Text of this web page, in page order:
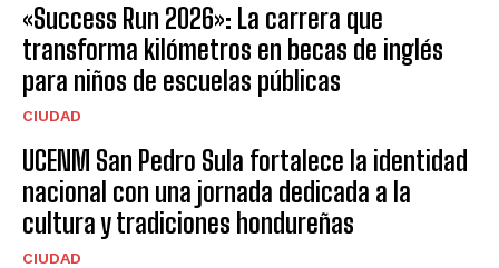
«Success Run 2026»: La carrera que
transforma kilómetros en becas de inglés
para niños de escuelas públicas
CIUDAD
UCENM San Pedro Sula fortalece la identidad
nacional con una jornada dedicada a la
cultura y tradiciones hondureñas
CIUDAD